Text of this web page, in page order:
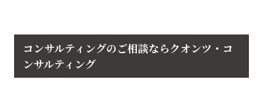
コンサルティングのご相談ならクオンツ・コ
ンサルティング